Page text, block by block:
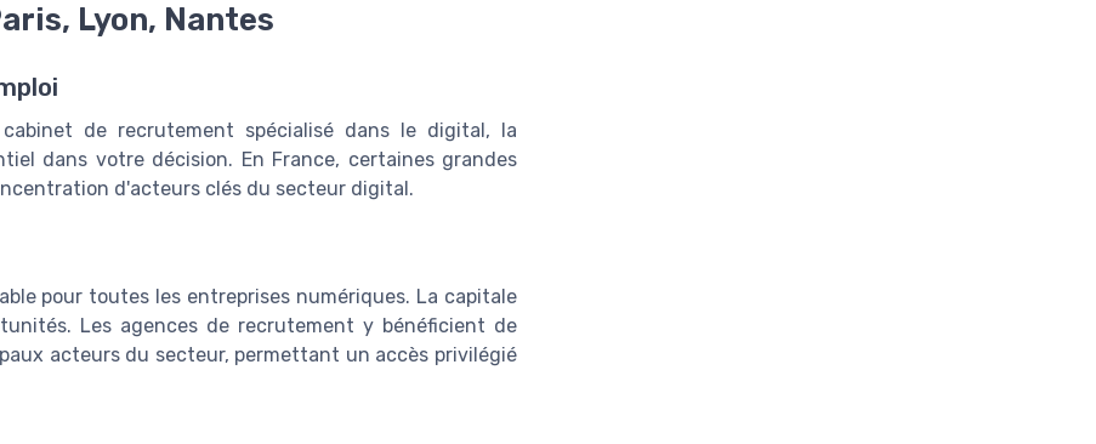
Lyon, Nantes
de recrutement spécialisé dans le digital, la
dans votre décision. En France, certaines grandes
d'acteurs clés du secteur digital.
pour toutes les entreprises numériques. La capitale
Les agences de recrutement y bénéficient de
acteurs du secteur, permettant un accès privilégié